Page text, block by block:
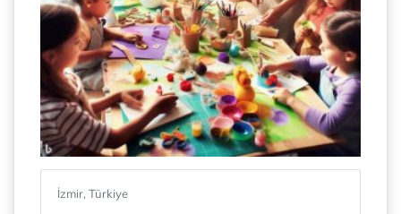
İzmir, Türkiye